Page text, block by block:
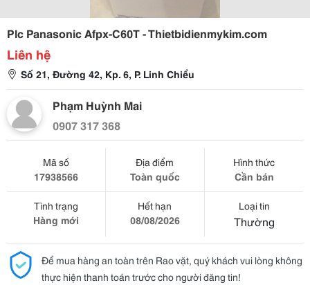
Plc Panasonic Afpx-C60T - Thietbidienmykim.com
Liên hệ
Số 21, Đường 42, Kp. 6, P. Linh Chiểu
Phạm Huỳnh Mai
0907 317 368
Mã số
17938566
Địa điểm
Toàn quốc
Hình thức
Cần bán
Tình trạng
Hàng mới
Hết hạn
08/08/2026
Loại tin
Thường
Để mua hàng an toàn trên Rao vặt, quý khách vui lòng không
thực hiện thanh toán trước cho người đăng tin!